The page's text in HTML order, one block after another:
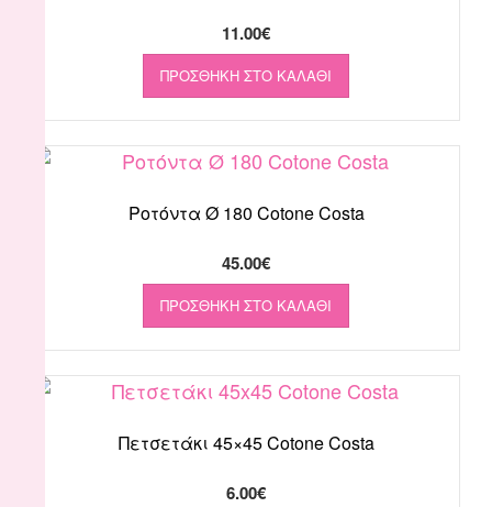
11.00€
ΠΡΟΣΘΉΚΗ ΣΤΟ ΚΑΛΆΘΙ
Ροτόντα Ø 180 Cotone Costa
45.00€
ΠΡΟΣΘΉΚΗ ΣΤΟ ΚΑΛΆΘΙ
Πετσετάκι 45×45 Cotone Costa
6.00€